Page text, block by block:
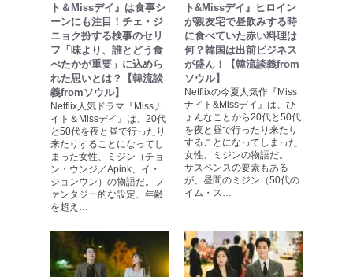
ト＆Missデイ』は食事シ
ーンにも注目！チェ・ジ
ニョク扮する検事のセリ
フ「味より、誰とどう食
べたかが重要」に込めら
れた思いとは？【韓流談
義fromソウル】
Netflix人気ドラマ『Missナ
イト＆Missデイ』は、20代
と50代を夜と昼で行ったり
来たりすることになってし
まった女性、ミジン（チョ
ン・ウンジ／Apink、イ・
ジョンウン）の物語だ。フ
ァンタジー的な設定、年齢
を超え…
ト&Missデイ』ヒロイン
が親友宅で昼飲みする時
に食べていた赤い料理は
何？韓国は出前ビジネス
が盛ん！【韓流談義from
ソウル】
Netflixの今夏人気作『Miss
ナイト&Missデイ』は、ひ
ょんなことから20代と50代
を夜と昼で行ったり来たり
することになってしまった
女性、ミジンの物語だ。
サスペンスの要素もある
が、昼間のミジン（50代の
イム・ス…